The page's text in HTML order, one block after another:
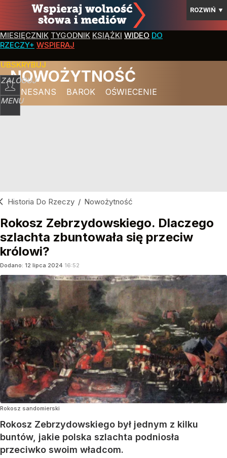
ROZWIŃ ▼
MIESIĘCZNIK TYGODNIK KSIĄŻKI WIDEO DO
RZECZY+ WSPIERAJ
ZALOGUJ
MENU
NOWOŻYTNOŚĆ
RENESANS BAROK OŚWIECENIE
Historia Do Rzeczy / Nowożytność
Rokosz Zebrzydowskiego. Dlaczego
szlachta zbuntowała się przeciw
królowi?
Dodano: 12 lipca 2024 16:52
Rokosz sandomierski
Rokosz Zebrzydowskiego był jednym z kilku
buntów, jakie polska szlachta podniosła
przeciwko swoim władcom.